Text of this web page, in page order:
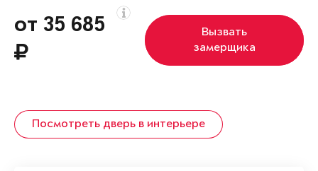
от 35 685
Вызвать
замерщика
Посмотреть дверь в интерьере